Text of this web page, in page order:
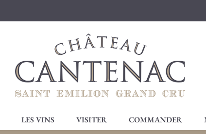
LES VINS VISITER COMMANDER